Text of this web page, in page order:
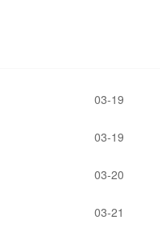
03-19
03-19
03-20
03-21